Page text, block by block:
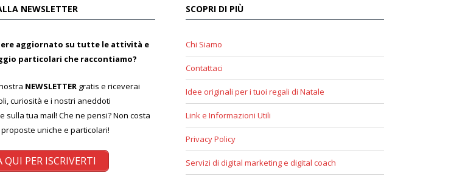
NEWSLETTER
aggiornato su tutte le attività e
particolari che raccontiamo?
NEWSLETTER gratis e riceverai
curiosità e i nostri aneddoti
sulla tua mail! Che ne pensi? Non costa
uniche e particolari!
QUI PER ISCRIVERTI
SCOPRI DI PIÙ
Chi Siamo
Contattaci
Idee originali per i tuoi regali di Natale
Link e Informazioni Utili
Privacy Policy
Servizi di digital marketing e digital coach